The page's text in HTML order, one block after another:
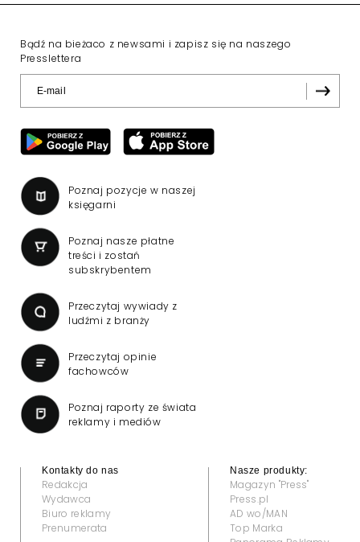
Bądź na bieżaco z newsami i zapisz się na naszego
Presslettera
Poznaj pozycje w naszej
księgarni
Poznaj nasze płatne
treści i zostań
subskrybentem
Przeczytaj wywiady z
ludźmi z branży
Przeczytaj opinie
fachowców
Poznaj raporty ze świata
reklamy i mediów
Kontakty do nas
Redakcja
Wydawca
Biuro reklamy
Prenumerata
Nasze produkty:
Magazyn "Press"
Press.pl
AD wo/MAN
Top Marka